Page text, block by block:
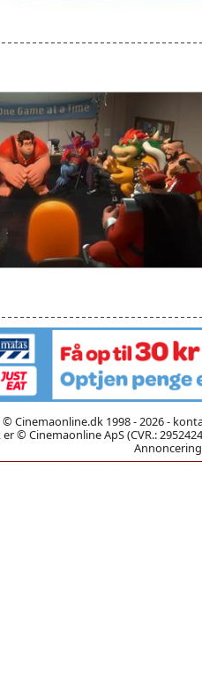
© Cinemaonline.dk 1998 - 2026 -
© Cinemaonline ApS (CVR.: